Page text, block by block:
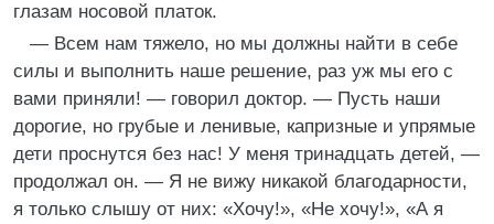
глазам носовой платок.
— Всем нам тяжело, но мы должны найти в себе
силы и выполнить наше решение, раз уж мы его с
вами приняли! — говорил доктор. — Пусть наши
дорогие, но грубые и ленивые, капризные и упрямые
дети проснутся без нас! У меня тринадцать детей, —
продолжал он. — Я не вижу никакой благодарности,
я только слышу от них: «Хочу!», «Не хочу!», «А я